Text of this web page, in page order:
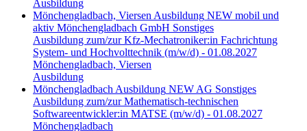
Ausbildung
Mönchengladbach, Viersen Ausbildung NEW mobil und
aktiv Mönchengladbach GmbH Sonstiges
Ausbildung zum/zur Kfz-Mechatroniker:in Fachrichtung
System- und Hochvolttechnik (m/w/d) - 01.08.2027
Mönchengladbach, Viersen
Ausbildung
Mönchengladbach Ausbildung NEW AG Sonstiges
Ausbildung zum/zur Mathematisch-technischen
Softwareentwickler:in MATSE (m/w/d) - 01.08.2027
Mönchengladbach